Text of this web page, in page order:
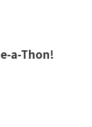
a-Thon!